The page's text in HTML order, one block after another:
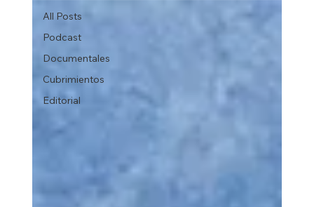
All Posts
Podcast
Documentales
Cubrimientos
Editorial